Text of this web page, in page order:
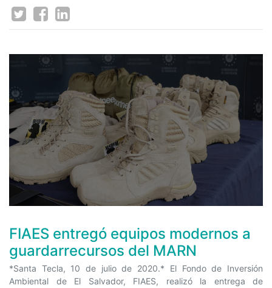
FIAES entregó equipos modernos a
guardarrecursos del MARN
*Santa Tecla, 10 de julio de 2020.* El Fondo de Inversión
Ambiental de El Salvador, FIAES, realizó la entrega de